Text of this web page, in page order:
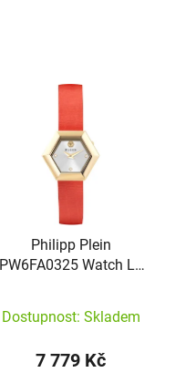
Philipp Plein
PW6FA0325 Watch La
Dostupnost: Skladem
7 779 Kč